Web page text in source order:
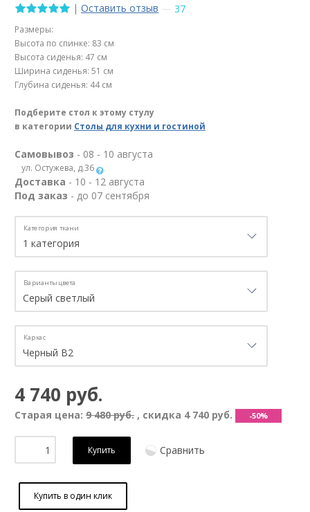
| Оставить отзыв — 37
Размеры:
Высота по спинке: 83 см
Высота сиденья: 47 см
Ширина сиденья: 51 см
Глубина сиденья: 44 см
Подберите стол к этому стулу
в категории Столы для кухни и гостиной
Самовывоз - 08 - 10 августа
ул. Остужева, д.36
Доставка - 10 - 12 августа
Под заказ - до 07 сентября
Категория ткани
Варианты цвета
Каркас
4 740 руб.
Старая цена: 9 480 руб. , скидка 4 740 руб. -50%
Купить Сравнить
Купить в один клик